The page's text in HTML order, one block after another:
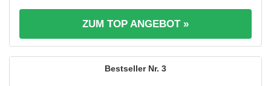
ZUM TOP ANGEBOT »
3